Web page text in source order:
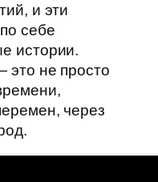
и эти
себе
истории.
не просто
через